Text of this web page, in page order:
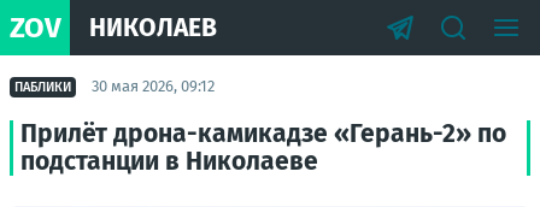
ZOV НИКОЛАЕВ
ПАБЛИКИ 30 мая 2026, 09:12
Прилёт дрона-камикадзе «Герань-2» по
подстанции в Николаеве